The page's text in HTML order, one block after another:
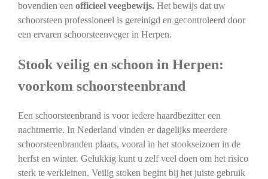
bovendien een officieel veegbewijs. Het bewijs dat uw
schoorsteen professioneel is gereinigd en gecontroleerd door
een ervaren schoorsteenveger in Herpen.
Stook veilig en schoon in Herpen:
voorkom schoorsteenbrand
Een schoorsteenbrand is voor iedere haardbezitter een
nachtmerrie. In Nederland vinden er dagelijks meerdere
schoorsteenbranden plaats, vooral in het stookseizoen in de
herfst en winter. Gelukkig kunt u zelf veel doen om het risico
sterk te verkleinen. Veilig stoken begint bij het juiste gebruik